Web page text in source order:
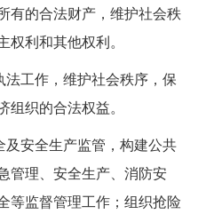
有的合法财产，维护社会秩
权利和其他权利。
法工作，维护社会秩序，保
组织的合法权益。
及安全生产监管，构建公共
管理、安全生产、消防安
等监督管理工作；组织抢险